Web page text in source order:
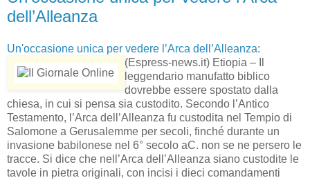
dell’Alleanza
Un'occasione unica per vedere l’Arca dell’Alleanza:
(Espress-news.it) Etiopia – Il
leggendario manufatto biblico
dovrebbe essere spostato dalla
chiesa, in cui si pensa sia custodito. Secondo l’Antico
Testamento, l’Arca dell’Alleanza fu custodita nel Tempio di
Salomone a Gerusalemme per secoli, finché durante un
invasione babilonese nel 6° secolo aC. non se ne persero le
tracce. Si dice che nell’Arca dell’Alleanza siano custodite le
tavole in pietra originali, con incisi i dieci comandamenti